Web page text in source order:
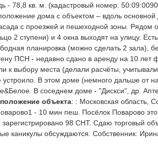
- 78,8 кв. м. (кадастровый номер:
дома с объектом – вдоль основной
с проезжей и пешеходной зоны. Рядом
2 ступени) и 4 окна выходят на улицу.
планировка (можно сделать 2 зала),
ПСН - недавно сдано в аренду на 10 лет
к выбору места (делали расчёты,
устроило. В этом доме (немного дальше от
В соседнем доме - "Дискси", др.
объекта: : Московская область,
- 10 мин пеш. Посёлок Поварово это
98 СНТ. Сдаю торговый
каникулы обсуждаются. Собственник: